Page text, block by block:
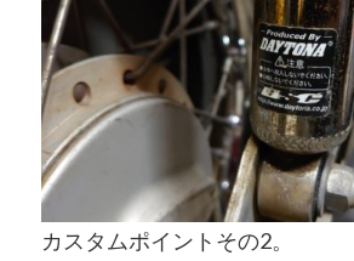
カスタムポイントその2。